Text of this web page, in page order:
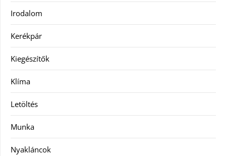
Irodalom
Kerékpár
Kiegészítők
Klíma
Letöltés
Munka
Nyakláncok